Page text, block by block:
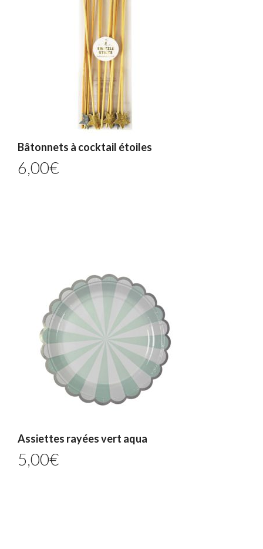
Bâtonnets à cocktail étoiles
6,00€
Assiettes rayées vert aqua
5,00€